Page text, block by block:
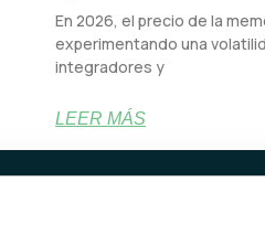
En 2026, el precio de la
experimentando una
integradores y
LEER MÁS